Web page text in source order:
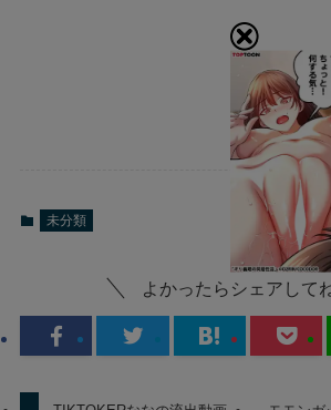
未分類
よかったらシェアして